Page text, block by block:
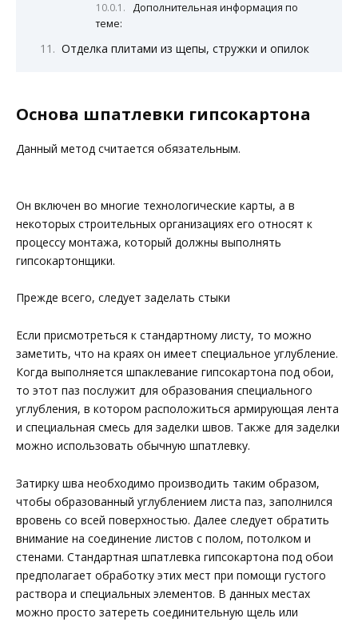
Дополнительная информация по
теме:
Отделка плитами из щепы, стружки и опилок
Основа шпатлевки гипсокартона
Данный метод считается обязательным.
Он включен во многие технологические карты, а в
некоторых строительных организациях его относят к
процессу монтажа, который должны выполнять
гипсокартонщики.
Прежде всего, следует заделать стыки
Если присмотреться к стандартному листу, то можно
заметить, что на краях он имеет специальное углубление.
Когда выполняется шпаклевание гипсокартона под обои,
то этот паз послужит для образования специального
углубления, в котором расположиться армирующая лента
и специальная смесь для заделки швов. Также для заделки
можно использовать обычную шпатлевку.
Затирку шва необходимо производить таким образом,
чтобы образованный углублением листа паз, заполнился
вровень со всей поверхностью. Далее следует обратить
внимание на соединение листов с полом, потолком и
стенами. Стандартная шпатлевка гипсокартона под обои
предполагает обработку этих мест при помощи густого
раствора и специальных элементов. В данных местах
можно просто затереть соединительную щель или